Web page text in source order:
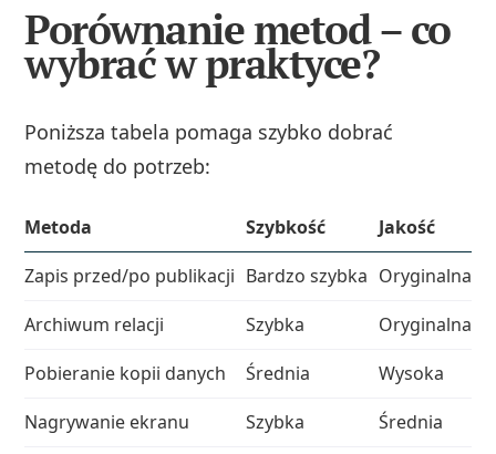
Porównanie metod – co
wybrać w praktyce?
Poniższa tabela pomaga szybko dobrać
metodę do potrzeb:
Metoda Szybkość Jakość
Zapis przed/po publikacji Bardzo szybka Oryginalna
Archiwum relacji
Szybka Oryginalna
Pobieranie kopii danych
Średnia Wysoka
Nagrywanie ekranu
Szybka Średnia